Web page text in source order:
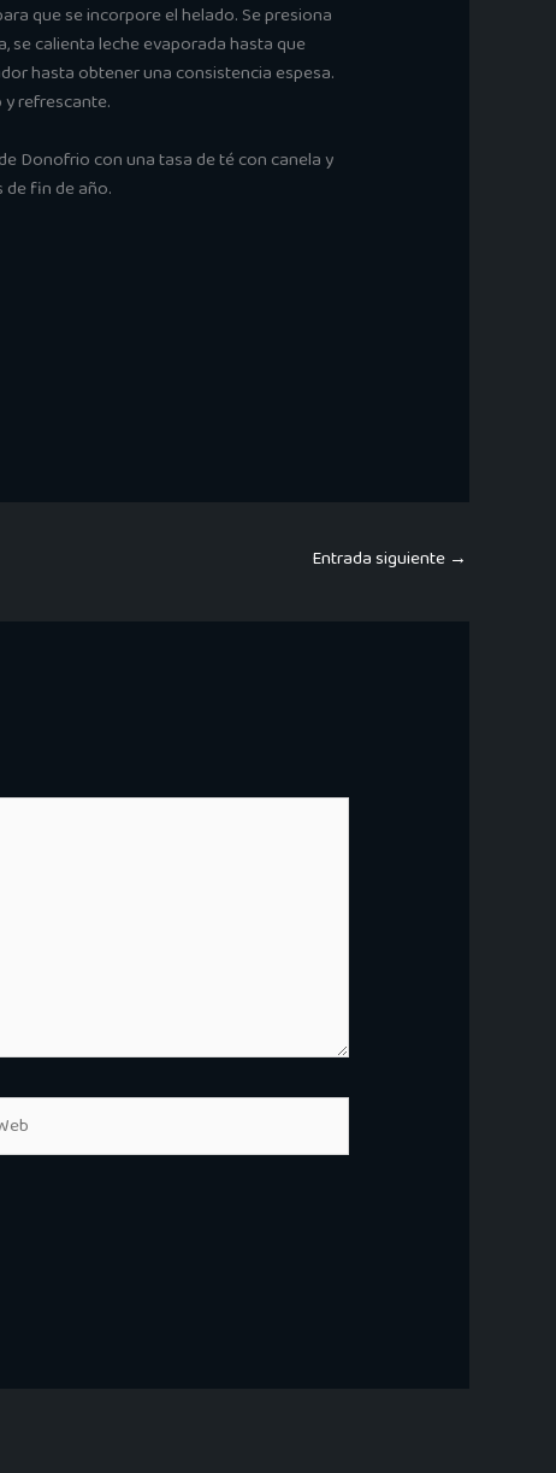
que se incorpore el helado. Se presiona
se calienta leche evaporada hasta que
hasta obtener una consistencia espesa.
refrescante.
Donofrio con una tasa de té con canela y
de fin de año.
Entrada siguiente →